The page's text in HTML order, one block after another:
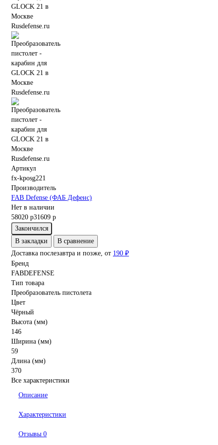
Артикул
fx-kposg221
Производитель
FAB Defense (ФАБ Дефенс)
Нет в наличии
58020 р31609 р
Закончился
В закладки
В сравнение
Доставка послезавтра и позже, от 190 ₽
Бренд
FABDEFENSE
Тип товара
Преобразователь пистолета
Цвет
Чёрный
Высота (мм)
146
Ширина (мм)
59
Длина (мм)
370
Все характеристики
Описание
Характеристики
Отзывы 0